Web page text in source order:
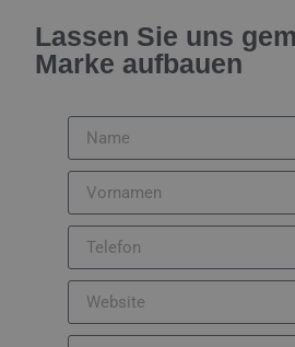
Lassen Sie uns
Marke aufbauen